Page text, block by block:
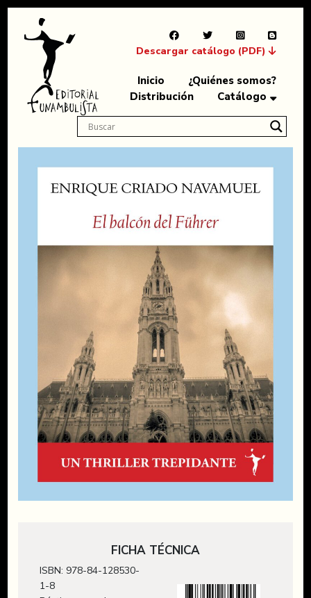
Descargar catálogo (PDF)
Inicio
¿Quiénes somos?
Distribución
Catálogo
FICHA TÉCNICA
ISBN: 978-84-128530-
1-8